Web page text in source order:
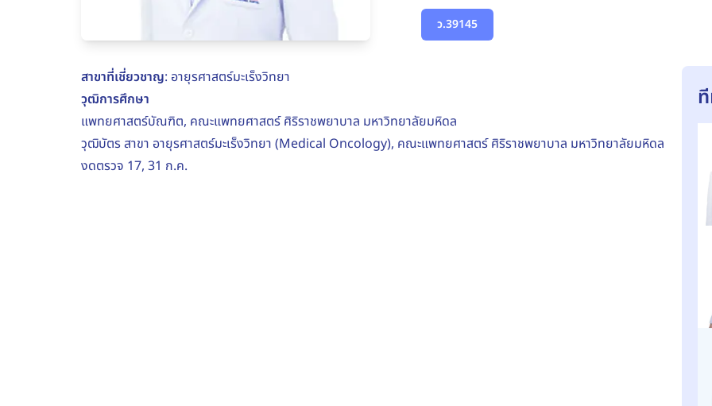
ว.39145
สาขาที่เชี่ยวชาญ: อายุรศาสตร์มะเร็งวิทยา
วุฒิการศึกษา
แพทยศาสตร์บัณฑิต, คณะแพทยศาสตร์ ศิริราชพยาบาล มหาวิทยาลัยมหิดล
วุฒิบัตร สาขา อายุรศาสตร์มะเร็งวิทยา (Medical Oncology), คณะแพทยศาสตร์ ศิริราชพยาบาล มหาวิทยาลัยมหิดล
งดตรวจ 17, 31 ก.ค.